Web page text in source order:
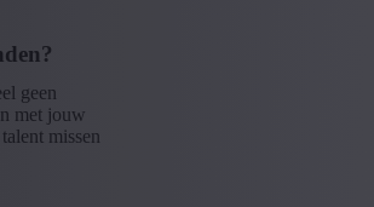
minder
geen
met jouw
missen